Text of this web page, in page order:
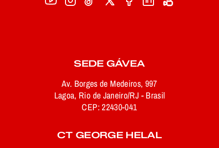
SEDE GÁVEA
Av. Borges de Medeiros, 997
Lagoa, Rio de Janeiro/RJ - Brasil
CEP: 22430-041
CT GEORGE HELAL